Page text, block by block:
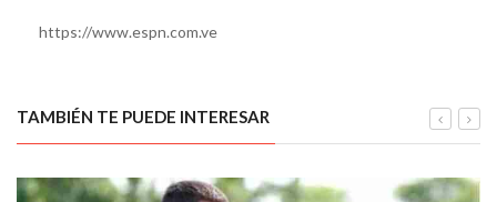
https://www.espn.com.ve
TAMBIÉN TE PUEDE INTERESAR